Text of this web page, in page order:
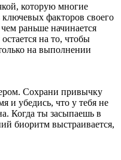
которую многие
факторов своего
раньше начинается
на то, чтобы
на выполнении
Сохрани привычку
и убедись, что у тебя не
Когда ты засыпаешь в
биоритм выстраивается,